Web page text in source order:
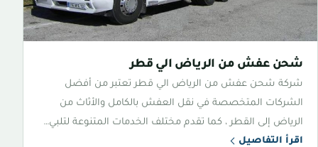
شحن عفش من الرياض الي قطر
شركة شحن عفش من الرياض الي قطر تعتبر من أفضل
الشركات المتخصصة في نقل العفش بالكامل والأثاث من
الرياض إلى القطر ، كما تقدم مختلف الخدمات المتنوعة لتلبي…
اقرأ التفاصيل